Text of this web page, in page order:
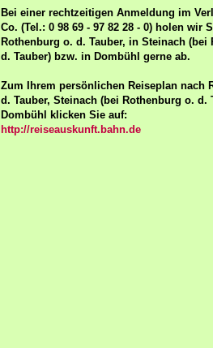
Bei einer rechtzeitigen Anmeldung im
Co. (Tel.: 0 98 69 - 97 82 28 - 0) holen wir
Rothenburg o. d. Tauber, in Steinach (bei
d. Tauber) bzw. in Dombühl gerne ab.
Zum Ihrem persönlichen Reiseplan nach
d. Tauber, Steinach (bei Rothenburg o. d.
Dombühl klicken Sie auf:
http://reiseauskunft.bahn.de